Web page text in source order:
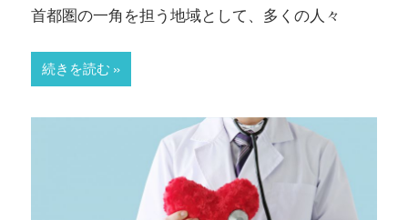
首都圏の一角を担う地域として、多くの人々
続きを読む